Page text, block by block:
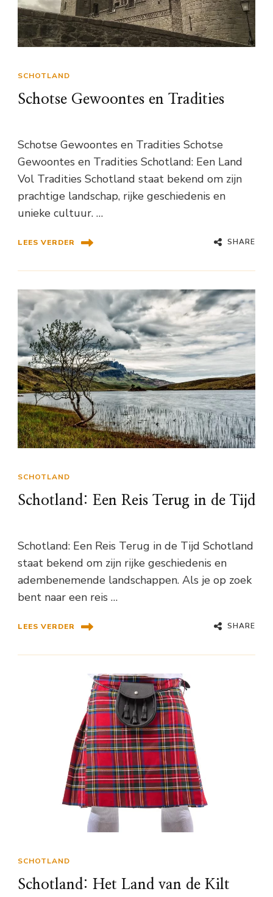
SCHOTLAND
Schotse Gewoontes en Tradities
Schotse Gewoontes en Tradities Schotse
Gewoontes en Tradities Schotland: Een Land
Vol Tradities Schotland staat bekend om zijn
prachtige landschap, rijke geschiedenis en
unieke cultuur. …
LEES VERDER SHARE
SCHOTLAND
Schotland: Een Reis Terug in de Tijd
Schotland: Een Reis Terug in de Tijd Schotland
staat bekend om zijn rijke geschiedenis en
adembenemende landschappen. Als je op zoek
bent naar een reis …
LEES VERDER SHARE
SCHOTLAND
Schotland: Het Land van de Kilt